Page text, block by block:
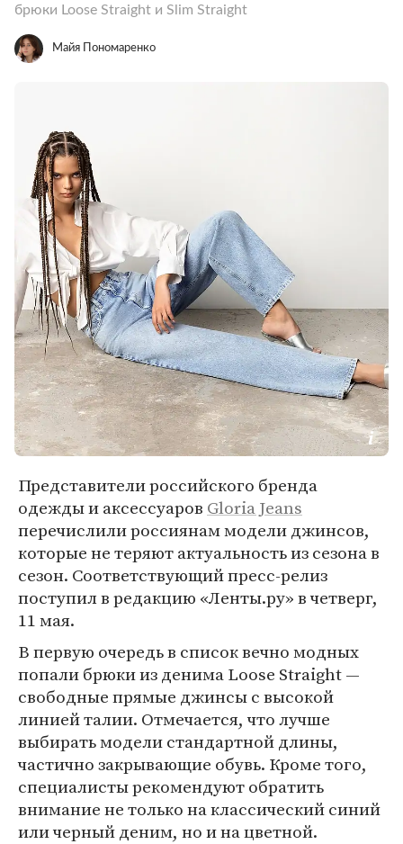
брюки Loose Straight и Slim Straight
Майя Пономаренко
Представители российского бренда
одежды и аксессуаров Gloria Jeans
перечислили россиянам модели джинсов,
которые не теряют актуальность из сезона в
сезон. Соответствующий пресс-релиз
поступил в редакцию «Ленты.ру» в четверг,
11 мая.
В первую очередь в список вечно модных
попали брюки из денима Loose Straight —
свободные прямые джинсы с высокой
линией талии. Отмечается, что лучше
выбирать модели стандартной длины,
частично закрывающие обувь. Кроме того,
специалисты рекомендуют обратить
внимание не только на классический синий
или черный деним, но и на цветной.